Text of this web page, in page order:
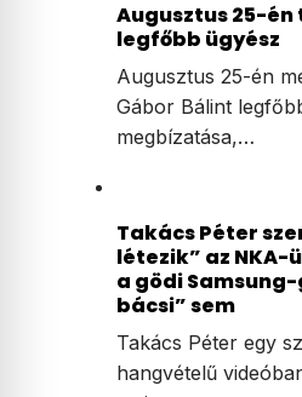
Augusztus 25-
legfőbb ügyész
Augusztus 25-én
Gábor Bálint
megbízatása,…
Takács Péter
létezik” az NKA-
a gödi
bácsi” sem
Takács Péter egy
hangvételű